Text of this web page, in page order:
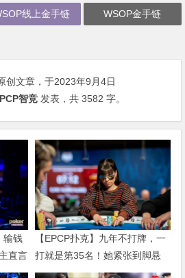
线上金手链 WSOP金手链
创文章，于2023年9月4日
智竞 发表，共 3582 字。
输钱
直言
三比
【EPCP扑克】九年不打牌，一
打就是第35名！她紧张到脚悬
空，但全世界以为她很淡定